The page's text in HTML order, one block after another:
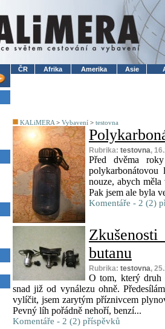
ČR Afrika Amerika Asie
KALiMERA > Vybavení > testovna
Rubrika: testovna,
Před dvěma
nouze, abych
Pak jsem ale byla
Komentáře - 2 (2)
butanu
Rubrika: testovna,
O tom, který druh
snad již od vynálezu ohně.
vylíčit, jsem zarytým příznivcem
Pevný líh pořádně nehoří, benzí...
Komentáře - 2 (2) příspěvků